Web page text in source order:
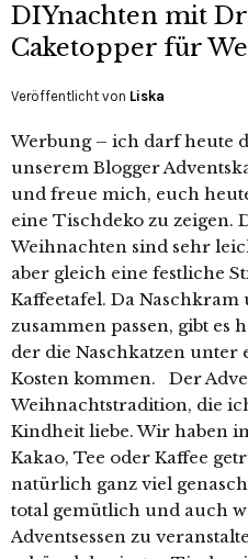
DIYnachten mit
Caketopper für
Veröffentlicht von Liska
Werbung – ich darf heute
unserem Blogger
und freue mich, euch
eine Tischdeko zu zeigen.
Weihnachten sind sehr
aber gleich eine festliche
Kaffeetafel. Da Naschkram
zusammen passen, gibt es
der die Naschkatzen unter
Kosten kommen. Der
Weihnachtstradition, die
Kindheit liebe. Wir haben
Kakao, Tee oder Kaffee
natürlich ganz viel
total gemütlich und auch
Adventsessen zu